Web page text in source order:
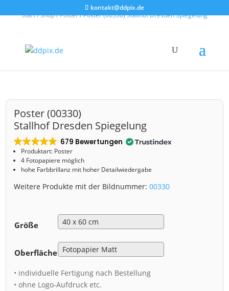
kontakt@ddpix.de
Start/Shop/Poster/ Poster (00330) Stallhof Dresden Spiegelung
Poster (00330)
Stallhof Dresden Spiegelung
679 Bewertungen
Produktart: Poster
4 Fotopapiere möglich
hohe Farbbrillanz mit hoher Detailwiedergabe
Weitere Produkte mit der Bildnummer:00330
Größe
Oberfläche
• individuelle Fertigung nach Bestellung
• ohne Logo-Aufdruck etc.